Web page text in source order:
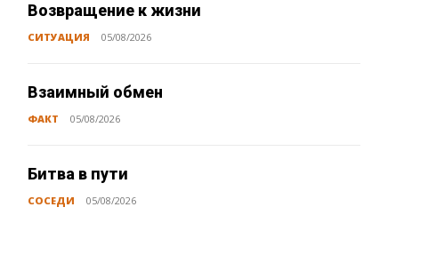
Возвращение к жизни
СИТУАЦИЯ 05/08/2026
Взаимный обмен
ФАКТ 05/08/2026
Битва в пути
СОСЕДИ 05/08/2026